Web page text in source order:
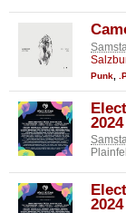
Punk
2024
2024